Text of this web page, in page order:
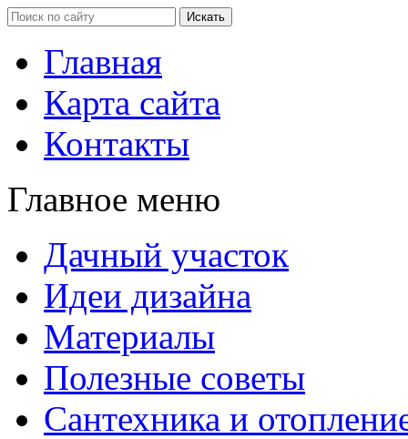
Главная
Карта сайта
Контакты
Главное меню
Дачный участок
Идеи дизайна
Материалы
Полезные советы
Сантехника и